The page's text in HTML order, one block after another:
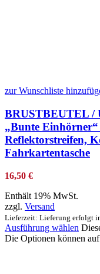
zur Wunschliste
BRUSTBEUTEL /
„Bunte
Reflektorstreifen,
Fahrkartentasche
16,50 €
Enthält 19% MwSt.
zzgl. Versand
Lieferzeit: Lieferung erfolgt
Ausführung wählen
Die Optionen können